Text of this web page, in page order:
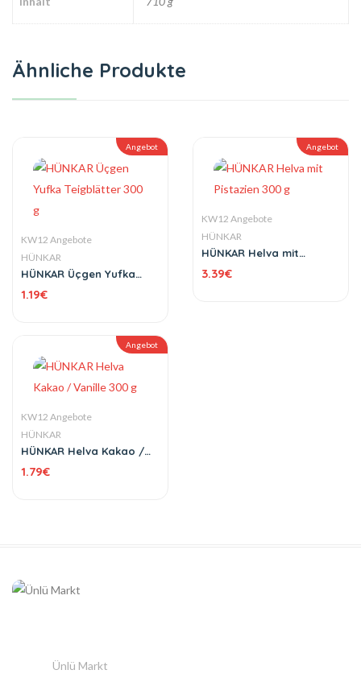
Ähnliche Produkte
Angebot
KW12 Angebote
HÜNKAR
HÜNKAR Üçgen Yufka
1.19€
Angebot
KW12 Angebote
HÜNKAR
HÜNKAR Helva mit
3.39€
Angebot
KW12 Angebote
HÜNKAR
HÜNKAR Helva Kakao /
1.79€
Ünlü Markt